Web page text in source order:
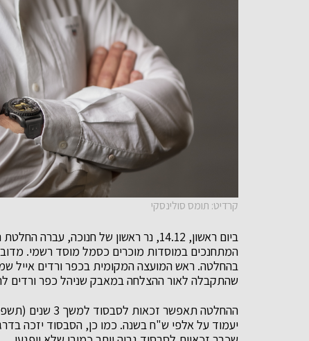
קרדיט: תומס סולינסקי
ביום ראשון, 14.12, נר ראשון של חנוכה,
המתחנכים במוסדות מוכרים כסמל מוסד רשמי.
בהחלטה. ראש המועצה המקומית בכפר ורדים אייל
שהתקבלה לאור ההצלחה במאבק שניהל כפר ורדים
ההחלטה תאפשר